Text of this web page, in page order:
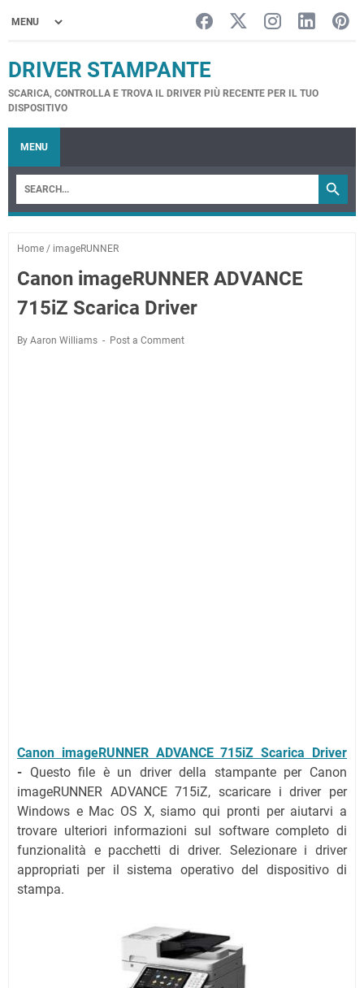
DRIVER STAMPANTE
SCARICA, CONTROLLA E TROVA IL DRIVER PIÙ RECENTE PER IL TUO
DISPOSITIVO
MENU
Home / imageRUNNER
Canon imageRUNNER ADVANCE
715iZ Scarica Driver
By Aaron Williams Post a Comment
Canon imageRUNNER ADVANCE 715iZ Scarica Driver
- Questo file è un driver della stampante per Canon
imageRUNNER ADVANCE 715iZ, scaricare i driver per
Windows e Mac OS X, siamo qui pronti per aiutarvi a
trovare ulteriori informazioni sul software completo di
funzionalità e pacchetti di driver. Selezionare i driver
appropriati per il sistema operativo del dispositivo di
stampa.